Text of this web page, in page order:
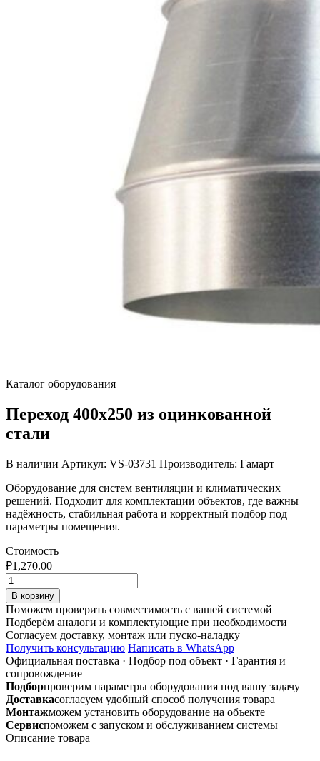
Каталог оборудования
Переход 400х250 из оцинкованной
стали
В наличии Артикул: VS-03731 Производитель: Гамарт
Оборудование для систем вентиляции и климатических
решений. Подходит для комплектации объектов, где важны
надёжность, стабильная работа и корректный подбор под
параметры помещения.
Стоимость
₽1,270.00
Количество
товара
Переход
400х250
из
оцинкованной
стали
В корзину
Поможем проверить совместимость с вашей системой
Подберём аналоги и комплектующие при необходимости
Согласуем доставку, монтаж или пуско-наладку
Получить консультацию Написать в WhatsApp
Официальная поставка · Подбор под объект · Гарантия и
сопровождение
Подборпроверим параметры оборудования под вашу задачу
Доставкасогласуем удобный способ получения товара
Монтажможем установить оборудование на объекте
Сервиспоможем с запуском и обслуживанием системы
Описание товара